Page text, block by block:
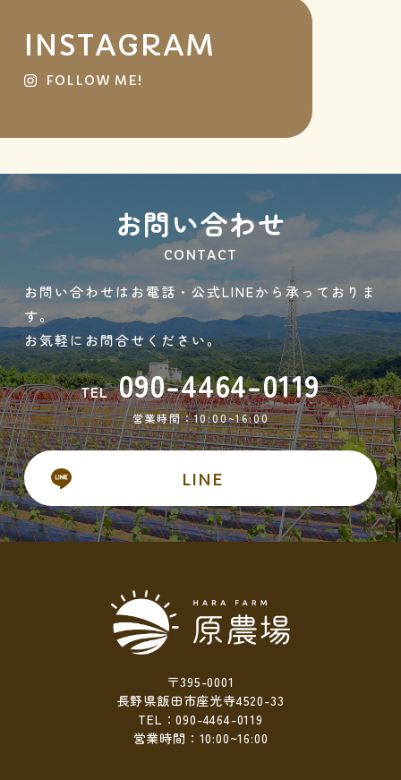
INSTAGRAM
FOLLOW ME!
お問い合わせ
CONTACT
お問い合わせはお電話・公式LINEから承っておりま
す。
お気軽にお問合せください。
TEL090-4464-0119
営業時間：10:00~16:00
LINE
〒395-0001
長野県飯田市座光寺4520-33
TEL：090-4464-0119
営業時間：10:00~16:00